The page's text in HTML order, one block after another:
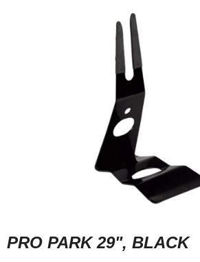
PRO PARK 29", BLACK